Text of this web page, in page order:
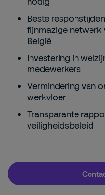
Beste
fijnmazige netwerk
België
Investering in
medewerkers
Vermindering van
werkvloer
Transparante
veiligheidsbeleid